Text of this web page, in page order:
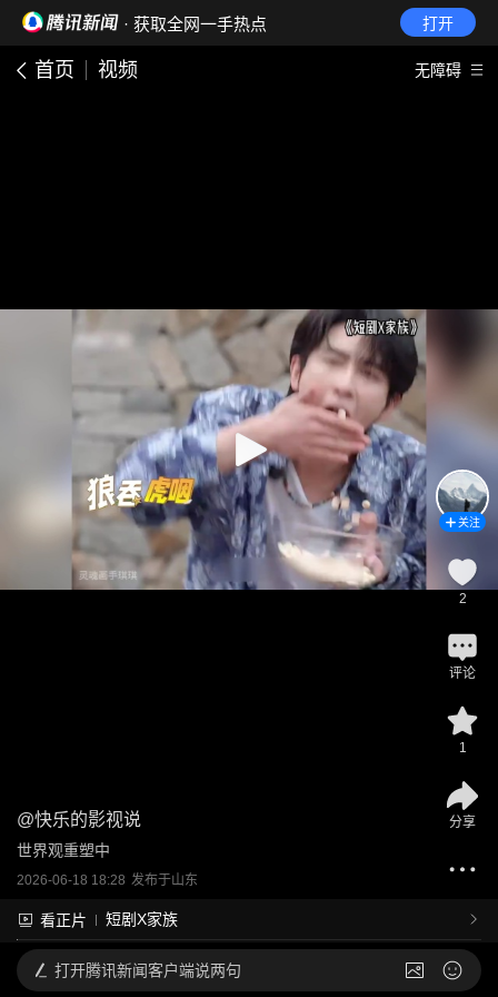
· 获取全网一手热点 打开
首页 视频 无障碍
@快乐的影视说
世界观重塑中
2026-06-18 18:28 发布于山东
看正片 短剧X家族
关注
2
评论
1
分享
打开腾讯新闻客户端说两句